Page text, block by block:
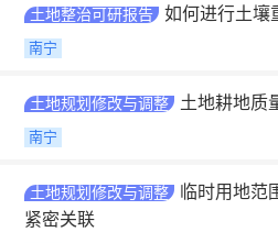
土地整治可研报告 如何进行土壤
南宁
土地规划修改与调整 土地耕地质
南宁
土地规划修改与调整
临时用地范
紧密关联